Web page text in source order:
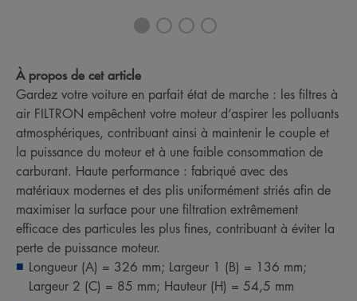
À propos de cet article
Gardez votre voiture en parfait état de marche : les filtres à
air FILTRON empêchent votre moteur d’aspirer les polluants
atmosphériques, contribuant ainsi à maintenir le couple et
la puissance du moteur et à une faible consommation de
carburant. Haute performance : fabriqué avec des
matériaux modernes et des plis uniformément striés afin de
maximiser la surface pour une filtration extrêmement
efficace des particules les plus fines, contribuant à éviter la
perte de puissance moteur.
Longueur (A) = 326 mm; Largeur 1 (B) = 136 mm;
Largeur 2 (C) = 85 mm; Hauteur (H) = 54,5 mm